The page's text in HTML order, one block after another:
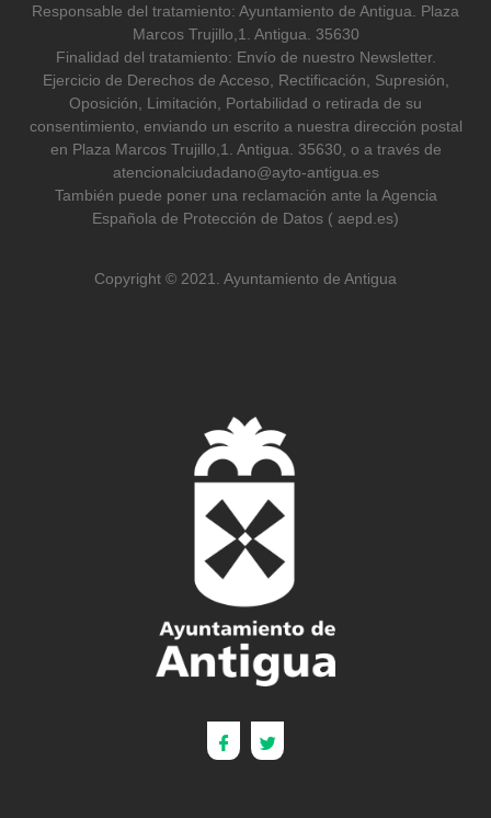
Responsable del tratamiento: Ayuntamiento de Antigua. Plaza
Marcos Trujillo,1. Antigua. 35630
Finalidad del tratamiento: Envío de nuestro Newsletter.
Ejercicio de Derechos de Acceso, Rectificación, Supresión,
Oposición, Limitación, Portabilidad o retirada de su
consentimiento, enviando un escrito a nuestra dirección postal
en Plaza Marcos Trujillo,1. Antigua. 35630, o a través de
atencionalciudadano@ayto-antigua.es
También puede poner una reclamación ante la Agencia
Española de Protección de Datos ( aepd.es)
Copyright © 2021. Ayuntamiento de Antigua